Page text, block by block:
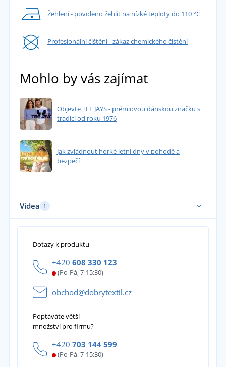
Žehlení - povoleno žehlit na nízké teploty do 110 °C
Profesionální čištění - zákaz chemického čistění
Mohlo by vás zajímat
Objevte TEE JAYS - prémiovou dánskou značku s
tradicí od roku 1976
Jak zvládnout horké letní dny v pohodě a
bezpečí
Videa 1
Dotazy k produktu
+420 608 330 123
(Po-Pá, 7-15:30)
obchod@dobrytextil.cz
Poptáváte větší
množství pro firmu?
+420 703 144 599
(Po-Pá, 7-15:30)